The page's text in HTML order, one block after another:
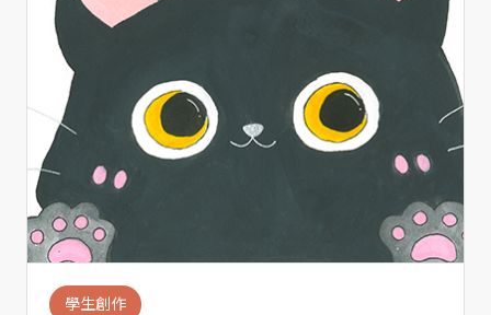
學生創作